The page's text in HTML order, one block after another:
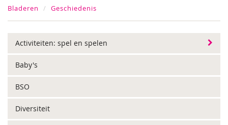
Bladeren Geschiedenis
Activiteiten: spel en spelen
Baby's
BSO
Diversiteit